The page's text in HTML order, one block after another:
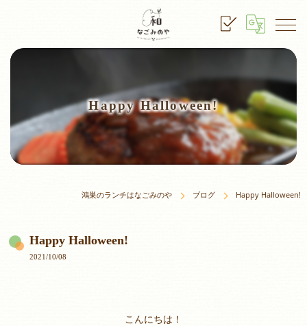
Happy Halloween!
鴻巣のランチはなごみのや ブログ Happy Halloween!
Happy Halloween!
2021/10/08
こんにちは！